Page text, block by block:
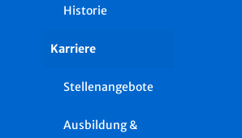
Historie
Karriere
Stellenangebote
Ausbildung &